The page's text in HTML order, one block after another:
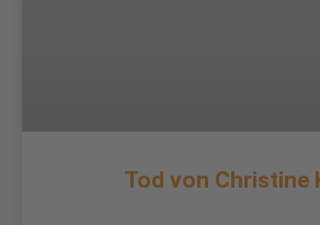
Tod von Christine